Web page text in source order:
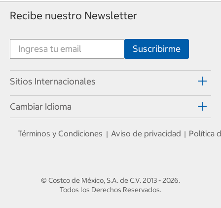
Recibe nuestro Newsletter
Sitios Internacionales
Cambiar Idioma
Términos y Condiciones | Aviso de privacidad | Política
© Costco de México, S.A. de C.V.2013 - 2026.
Todos los Derechos Reservados.